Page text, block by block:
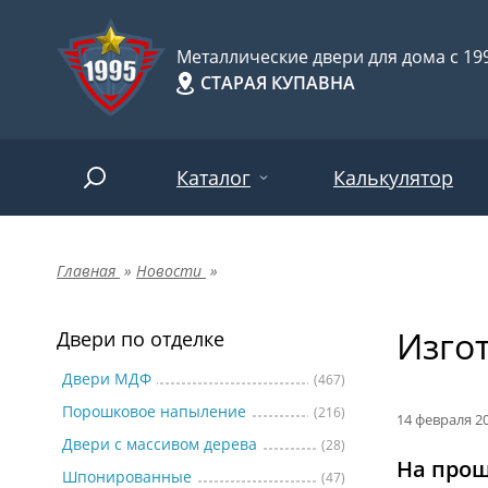
Металлические двери для дома с
СТАРАЯ КУПАВНА
Каталог
Двери по отделке
Двери по назначению
Двери по особенностям
Калькулятор
Главная » Новости »
Двери по отделке
Двери МДФ (467)
Порошковое напыление (216)
Двери с массивом дерева (28)
Шпонированные (47)
14 февраля
На